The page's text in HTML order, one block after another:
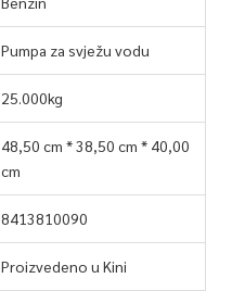
Pumpa za svježu vodu
25.000kg
48,50 cm * 38,50 cm * 40,00
cm
8413810090
Proizvedeno u Kini